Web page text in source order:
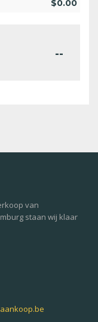
$0.00
--
van
staan wij klaar